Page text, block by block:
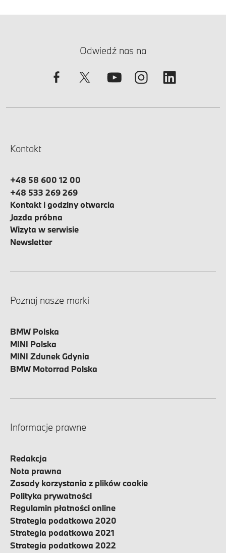
Odwiedź nas na
Kontakt
+48 58 600 12 00
+48 533 269 269
Kontakt i godziny otwarcia
Jazda próbna
Wizyta w serwisie
Newsletter
Poznaj nasze marki
BMW Polska
MINI Polska
MINI Zdunek Gdynia
BMW Motorrad Polska
Informacje prawne
Redakcja
Nota prawna
Zasady korzystania z plików cookie
Polityka prywatności
Regulamin płatności online
Strategia podatkowa 2020
Strategia podatkowa 2021
Strategia podatkowa 2022